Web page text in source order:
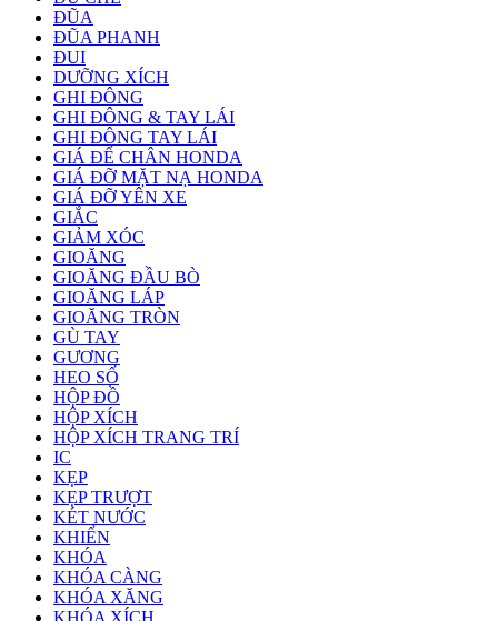
ĐŨA
ĐŨA PHANH
ĐUI
DƯỠNG XÍCH
GHI ĐÔNG
GHI ĐÔNG & TAY LÁI
GHI ĐÔNG TAY LÁI
GIÁ ĐỂ CHÂN HONDA
GIÁ ĐỠ MẶT NẠ HONDA
GIÁ ĐỠ YÊN XE
GIẮC
GIẢM XÓC
GIOĂNG
GIOĂNG ĐẦU BÒ
GIOĂNG LÁP
GIOĂNG TRÒN
GÙ TAY
GƯƠNG
HEO SỐ
HỘP ĐỒ
HỘP XÍCH
HỘP XÍCH TRANG TRÍ
IC
KẸP
KẸP TRƯỢT
KÉT NƯỚC
KHIỂN
KHÓA
KHÓA CÀNG
KHÓA XĂNG